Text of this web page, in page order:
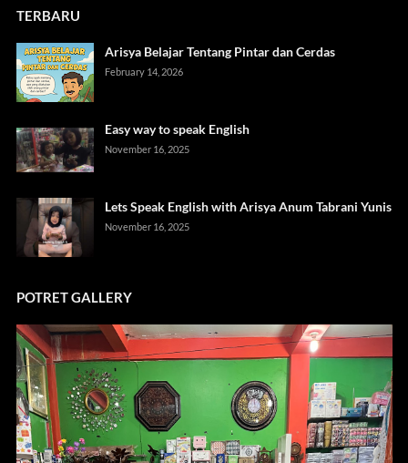
TERBARU
Arisya Belajar Tentang Pintar dan Cerdas
February 14, 2026
Easy way to speak English
November 16, 2025
Lets Speak English with Arisya Anum Tabrani Yunis
November 16, 2025
POTRET GALLERY